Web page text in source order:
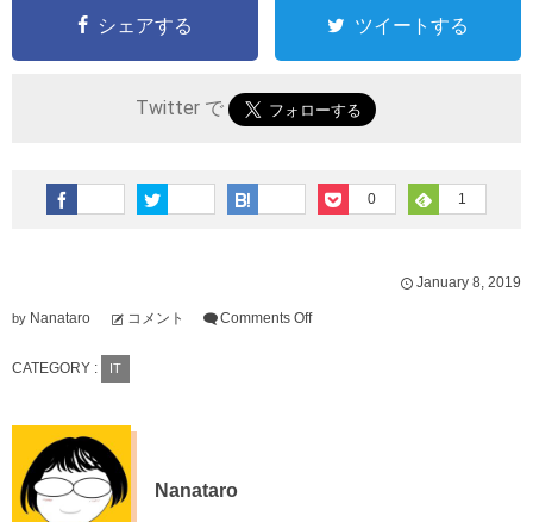
シェアする ツイートする
Twitter で
0 1
January 8 2019
by Nanataro コメント Comments Off
CATEGORY : IT
Nanataro